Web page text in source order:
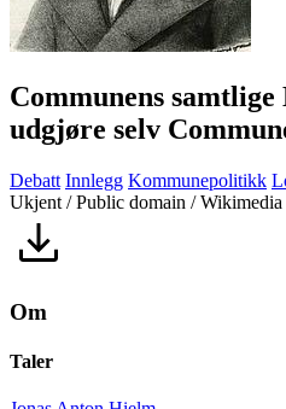
Communens
udgjøre selv
Debatt Innlegg Kommunepolitikk
Ukjent / Public domain / Wikimedia
Om
Taler